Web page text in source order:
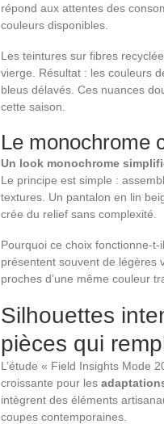
répond aux attentes des
couleurs disponibles.
Les teintures sur fibres
vierge. Résultat : les couleurs
bleus délavés. Ces nuances
cette saison.
Le monochrome
Un look monochrome
Le principe est simple :
textures. Un pantalon en lin
crée du relief sans complexité.
Pourquoi ce choix fonctionne-
présentent souvent de légères
proches d’une même couleur
Silhouettes
pièces qui
L’étude « Field Insights Mode
croissante pour les
intègrent des éléments
coupes contemporaines.